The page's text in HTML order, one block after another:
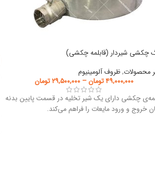
چکشی شیردار (قابلمه چکشی)
محصولات,ظروف آلومینیوم
۴۹,۰۰۰,۰۰۰تومان– ۲۹,۵۰۰,۰۰۰تومان
چکشی دارای یک شیر تخلیه در قسمت پایین بدنه
خروج و ورود مایعات را فراهم می‌کند.